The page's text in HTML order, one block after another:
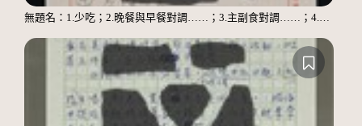
無題名：1.少吃；2.晚餐與早餐對調……；3.主副食對調……；4.多運動